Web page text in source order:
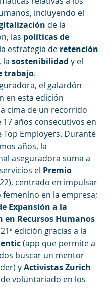
incluyendo el
de la
las políticas de
estrategia de retención
, la sostenibilidad y el
trabajo.
el galardón
en esta edición
cima de un recorrido
17 años consecutivos en
Top Employers. Durante
años, la
aseguradora suma a
el Premio
centrado en impulsar
femenino en la empresa;
Expansión a la
en Recursos Humanos
edición gracias a la
(app que permite a
buscar un mentor
y Activistas Zurich
voluntariado en los